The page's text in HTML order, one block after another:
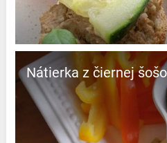
Nátierka z čiernej